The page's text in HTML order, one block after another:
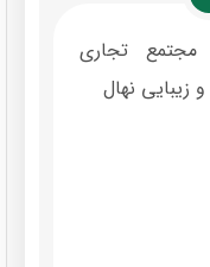
مجتمع تجاری
زیبایی نهال